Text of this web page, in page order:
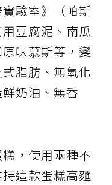
驗室》（帕斯
豆腐泥、南瓜
味慕斯等，變
脂肪、無氫化
奶油、無香
，使用兩種不
這款蛋糕高麵